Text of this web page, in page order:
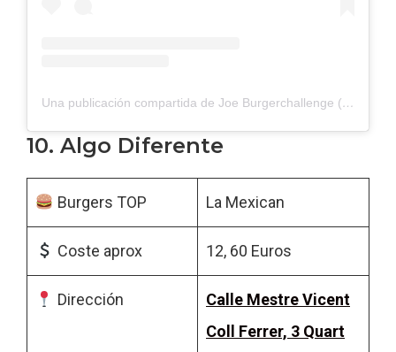
Una publicación compartida de Joe Burgerchallenge (@joeburgerchallenge)
10. Algo Diferente
Burgers TOP La Mexican
Coste aprox 12, 60 Euros
Dirección
Calle Mestre Vicent
Coll Ferrer, 3 Quart